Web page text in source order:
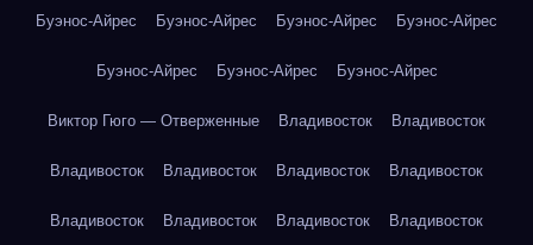
Буэнос-Айрес Буэнос-Айрес Буэнос-Айрес Буэнос-Айрес
Буэнос-Айрес Буэнос-Айрес Буэнос-Айрес
Виктор Гюго — Отверженные Владивосток Владивосток
Владивосток Владивосток Владивосток Владивосток
Владивосток Владивосток Владивосток Владивосток